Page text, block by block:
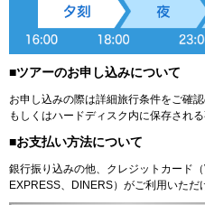
■ツアーのお申し込みについて
お申し込みの際は詳細旅行条件をご確
もしくはハードディスク内に保存される
■お支払い方法について
銀行振り込みの他、クレジットカード
EXPRESS、DINERS）がご利用いただ